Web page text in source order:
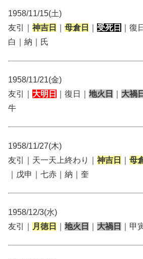
1958/11/15(土)
友引｜ 神吉日 母倉日 受死日 ｜復
白｜納｜氏
1958/11/21(金)
友引｜ 大明日 ｜復日｜ 地火日 大禍日
牛
1958/11/27(木)
友引｜天一天上終わり｜ 神吉日 母
｜戊申｜七赤｜納｜奎
1958/12/3(水)
友引｜
月徳日 地火日 大禍日 ｜甲